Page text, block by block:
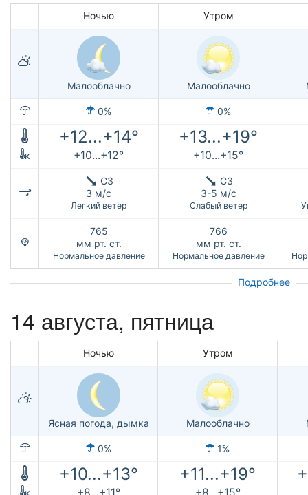
Ночью Утром
Малооблачно Малооблачно
0% 0%
+12...+14° +13...+19°
к +10...+12° +10...+15°
СЗ
3 м/с
Легкий ветер
СЗ
3-5 м/с
Слабый ветер
765
мм рт. ст.
Нормальное давление
766
мм рт. ст.
Нормальное давление
Подробнее
14 августа, пятница
Ночью Утром
Ясная погода, дымка Малооблачно
0% 1%
+10...+13° +11...+19°
к +8...+11° +8...+15°